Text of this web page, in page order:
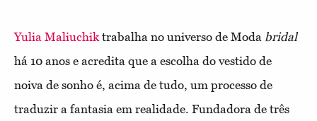
Yulia Maliuchiktrabalha no universo de Moda bridal
há 10 anos e acredita que a escolha do vestido de
noiva de sonho é, acima de tudo, um processo de
traduzir a fantasia em realidade. Fundadora de três